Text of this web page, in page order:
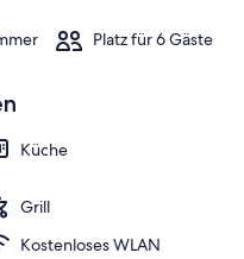
Platz für 6 Gäste
Küche
Grill
Kostenloses WLAN